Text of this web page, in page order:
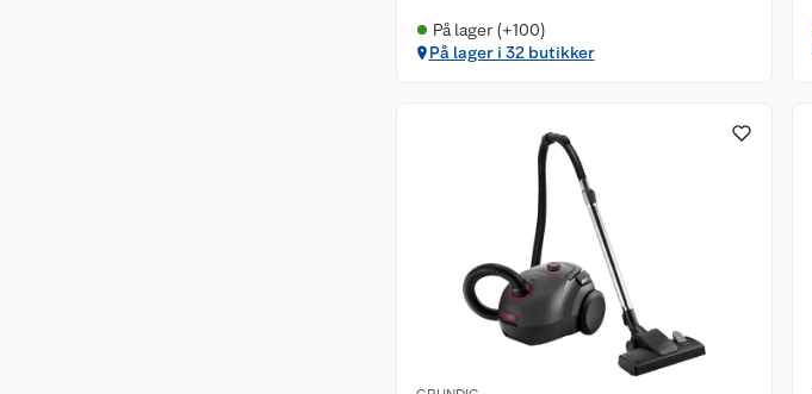
På lager (+100)
På lager i 32 butikker